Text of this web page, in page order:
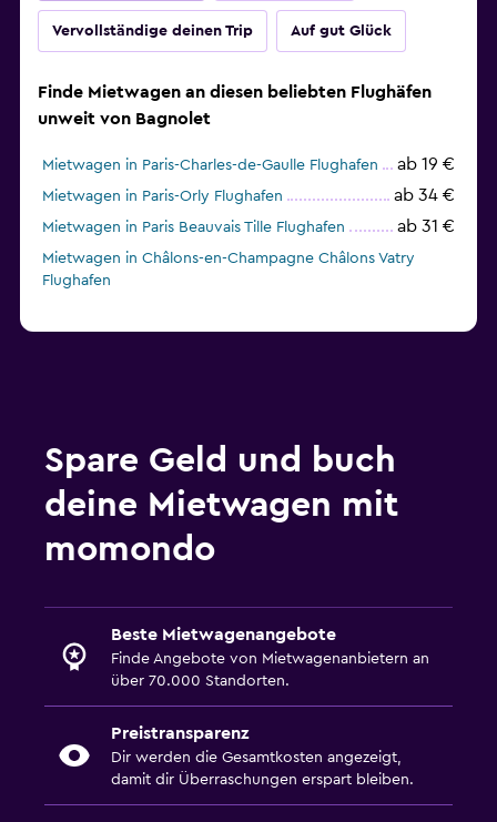
Vervollständige deinen Trip Auf gut Glück
Finde Mietwagen an diesen beliebten Flughäfen
unweit von Bagnolet
Mietwagen in Paris-Charles-de-Gaulle Flughafen ab 19 €
Mietwagen in Paris-Orly Flughafen ab 34 €
Mietwagen in Paris Beauvais Tille Flughafen ab 31 €
Mietwagen in Châlons-en-Champagne Châlons Vatry
Flughafen
Spare Geld und buch
deine Mietwagen mit
momondo
Beste Mietwagenangebote
Finde Angebote von Mietwagenanbietern an
über 70.000 Standorten.
Preistransparenz
Dir werden die Gesamtkosten angezeigt,
damit dir Überraschungen erspart bleiben.